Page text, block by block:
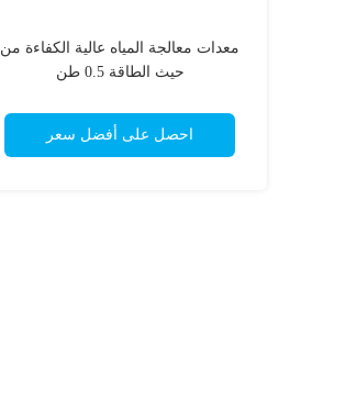
معدات معالجة المياه عالية الكفاءة من
حيث الطاقة 0.5 طن
احصل على أفضل سعر